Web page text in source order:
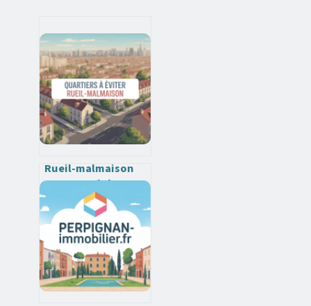
Rueil-malmaison
quartiers à éviter :
carte des risques et
alternatives